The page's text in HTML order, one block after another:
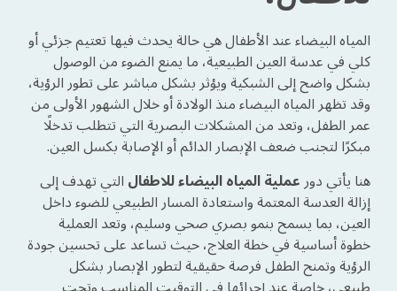
المياه البيضاء عند الأطفال هي حالة يحدث فيها تعتيم جزئي أو
كلي في عدسة العين الطبيعية، ما يمنع الضوء من الوصول
بشكل واضح إلى الشبكية ويؤثر بشكل مباشر على تطور الرؤية،
وقد تظهر المياه البيضاء منذ الولادة أو خلال الشهور الأولى من
عمر الطفل، وتعد من المشكلات البصرية التي تتطلب تدخلًا
مبكرًا لتجنب ضعف الإبصار الدائم أو الإصابة بكسل العين.
هنا يأتي دورعملية المياه البيضاء للاطفالالتي تهدف إلى
إزالة العدسة المعتمة واستعادة المسار الطبيعي للضوء داخل
العين، بما يسمح بنمو بصري صحي وسليم، وتعد العملية
خطوة أساسية في خطة العلاج، حيث تساعد على تحسين جودة
الرؤية وتمنح الطفل فرصة حقيقية لتطور الإبصار بشكل